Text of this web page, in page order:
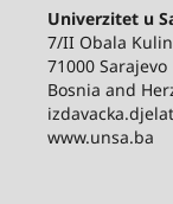
Univerzitet u
7/II Obala
71000 Sarajevo
Bosnia and
www.unsa.ba